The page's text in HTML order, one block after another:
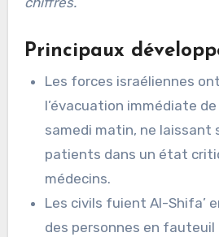
Principaux
Les forces israéliennes
l’évacuation immédiate de
samedi matin, ne laissant
patients dans un état
médecins.
Les civils fuient Al-Shifa’
des personnes en